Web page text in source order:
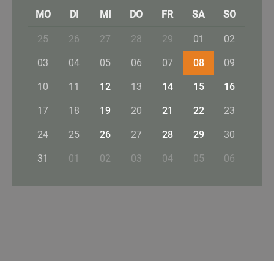
MO DI MI DO FR SA SO
25 26 27 28 29 01 02
03 04 05 06 07 08 09
10 11 12 13 14 15 16
17 18 19 20 21 22 23
24 25 26 27 28 29 30
31 01 02 03 04 05 06